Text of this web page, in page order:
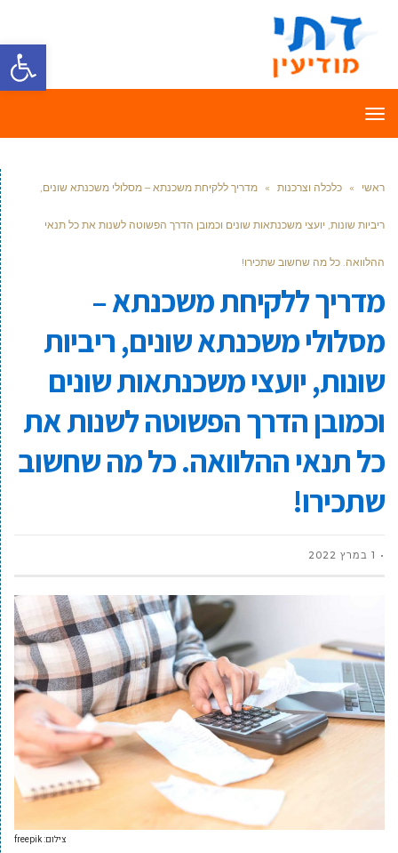
פתח
תפריט
ראשי » כלכלה וצרכנות » מדריך ללקיחת משכנתא – מסלולי משכנתא שונים,
ריביות שונות, יועצי משכנתאות שונים וכמובן הדרך הפשוטה לשנות את כל תנאי
ההלוואה. כל מה שחשוב שתכירו!
מדריך ללקיחת משכנתא –
מסלולי משכנתא שונים, ריביות
שונות, יועצי משכנתאות שונים
וכמובן הדרך הפשוטה לשנות את
כל תנאי ההלוואה. כל מה שחשוב
שתכירו!
1 במרץ 2022
צילום: freepik